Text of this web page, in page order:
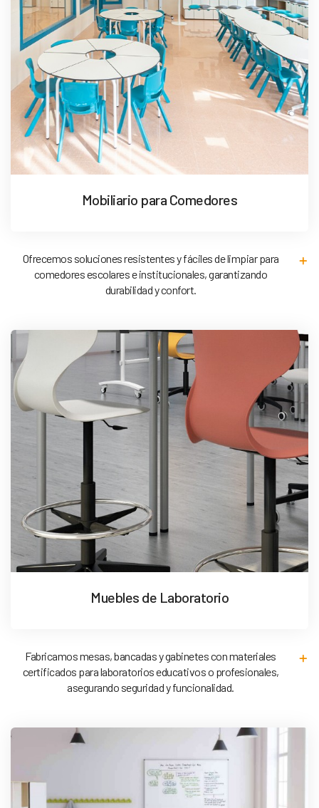
Mobiliario para Comedores
Ofrecemos soluciones resistentes y fáciles de limpiar para
comedores escolares e institucionales, garantizando
durabilidad y confort.
Muebles de Laboratorio
Fabricamos mesas, bancadas y gabinetes con materiales
certificados para laboratorios educativos o profesionales,
asegurando seguridad y funcionalidad.